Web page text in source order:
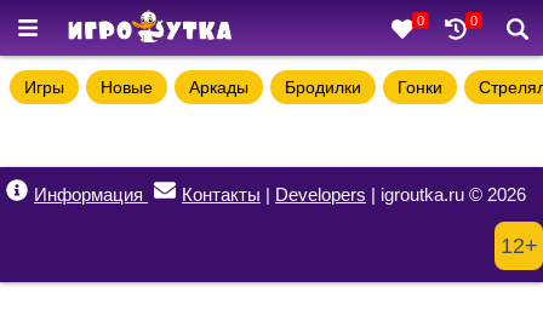
0 0
Игры Новые Аркады Бродилки Гонки
Информация Контакты | Developers | igroutka.ru © 2026
12+